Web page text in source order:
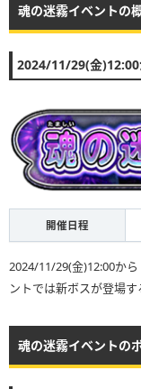
魂の迷霧イベントの
2024/11/29(金)12:00
開催日程
2024/11/29(金)12:00か
ントでは新ボスが登場す
魂の迷霧イベントの